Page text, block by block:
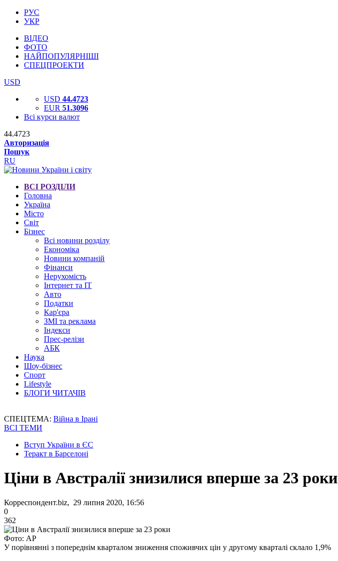
РУС
УКР
ВІДЕО
ФОТО
НАЙПОПУЛЯРНІШІ
СПЕЦПРОЕКТИ
USD
USD 44.4723
EUR 51.3096
Всі курси валют
44.4723
Авторизація
Пошук
RU
ВСІ РОЗДІЛИ
Головна
Україна
Місто
Світ
Бізнес
Всі новини розділу
Економіка
Новини компаній
Фінанси
Нерухомість
Інтернет та IT
Авто
Податки
Кар'єра
ЗМІ та реклама
Індекси
Прес-релізи
АБК
Наука
Шоу-бізнес
Спорт
Lifestyle
БЛОГИ ЧИТАЧІВ
СПЕЦТЕМА: Війна в Ірані
ВСІ ТЕМИ
Вступ України в ЄС
Теракт в Барселоні
Ціни в Австралії знизилися вперше за 23 роки
Корреспондент.biz, 29 липня 2020, 16:56
0
362
Фото: АР
У порівнянні з попереднім кварталом зниження споживчих цін у другому кварталі склало 1,9%